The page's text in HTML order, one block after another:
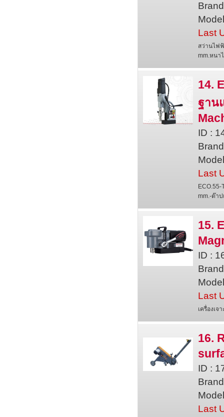
Last
สว่านไฟ
mm.หนา
14.
ฐาน
ID :
Last
mm.-ต๊าป
15.
ID :
Last
เครื่องเ
16.
ID :
Last